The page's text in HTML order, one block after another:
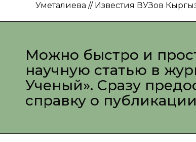
Уметалиева // Известия ВУЗов
Можно быстро и
научную статью в
Ученый». Сразу
справку о